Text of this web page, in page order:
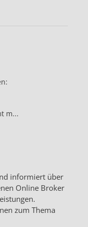
m...
informiert über
Online Broker
zum Thema